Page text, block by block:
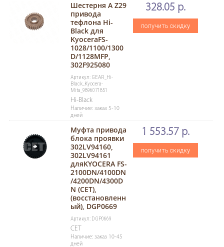
Шестерня А Z29
привода
тефлона Hi-
Black для
KyoceraFS-
1028/1100/1300
D/1128MFP,
302F925080
Артикул: GEAR_Hi-
Black_Kyocera-
Mita_9896071851
Hi-Black
Наличие: заказ 5-10
дней
328.05 р.
получить скидку
Муфта привода
блока проявки
302LV94160,
302LV94161
дляKYOCERA FS-
2100DN/4100DN
/4200DN/4300D
N (CET),
(восстановленн
ый), DGP0669
Артикул: DGP0669
CET
Наличие: заказ 10-45
дней
1 553.57 р.
получить скидку